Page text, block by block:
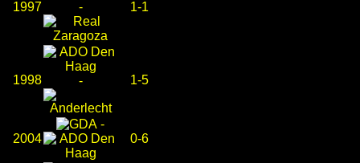
1997 - 1-1
1998 - 1-5
2004
-
0-6